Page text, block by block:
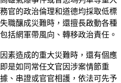
官的政治倫理和道德均採取低標
職釀成災難時，還擅長啟動各種
括網軍帶風向、轉移政治責任。
素造成的重大災難時，還有個應
是如同常任文官因涉案情節重
、串證或官官相護，依法可先予